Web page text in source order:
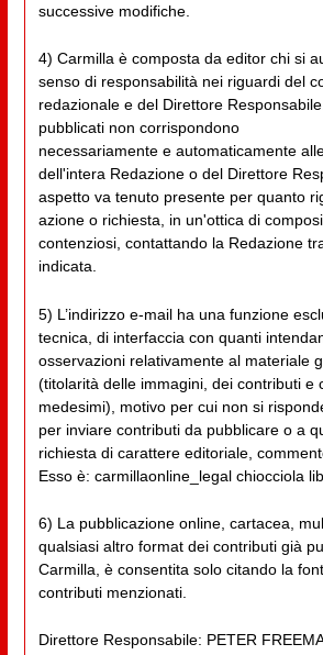
successive modifiche.
4) Carmilla è composta da editor chi si
senso di responsabilità nei riguardi del
redazionale e del Direttore
pubblicati non corrispondono
necessariamente e automaticamente
dell'intera Redazione o del Direttore
aspetto va tenuto presente per quanto
azione o richiesta, in un'ottica di
contenziosi, contattando la Redazione
indicata.
5) L’indirizzo e-mail ha una funzione
tecnica, di interfaccia con quanti
osservazioni relativamente al materiale
(titolarità delle immagini, dei contributi e
medesimi), motivo per cui non si
per inviare contributi da pubblicare o a
richiesta di carattere editoriale,
Esso è: carmillaonline_legal chiocciola
6) La pubblicazione online, cartacea,
qualsiasi altro format dei contributi già
Carmilla, è consentita solo citando la
contributi menzionati.
Direttore Responsabile: PETER